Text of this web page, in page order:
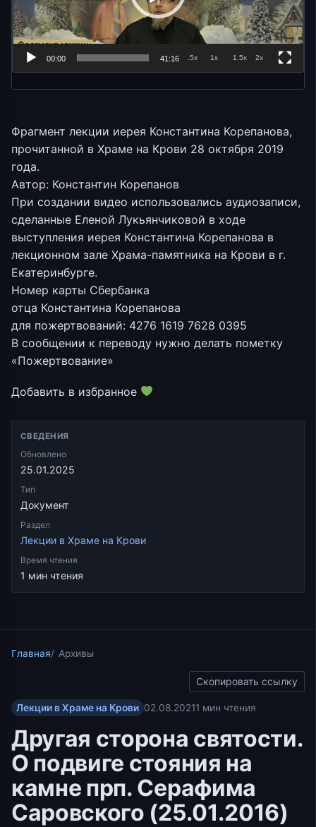
00:00 41:16 .5x 1x 1.5x 2x
Фрагмент лекции иерея Константина Корепанова,
прочитанной в Храме на Крови 28 октября 2019
года.
Автор: Константин Корепанов
При создании видео использовались аудиозаписи,
сделанные Еленой Лукьянчиковой в ходе
выступления иерея Константина Корепанова в
лекционном зале Храма-памятника на Крови в г.
Екатеринбурге.
Номер карты Сбербанка
отца Константина Корепанова
для пожертвований: 4276 1619 7628 0395
В сообщении к переводу нужно делать пометку
«Пожертвование»
Добавить в избранное
СВЕДЕНИЯ
Обновлено
25.01.2025
Тип
Документ
Раздел
Лекции в Храме на Крови
Время чтения
1 мин чтения
Главная Архивы
Скопировать ссылку
Лекции в Храме на Крови 02.08.20211 мин чтения
Другая сторона святости.
О подвиге стояния на
камне прп. Серафима
Саровского (25.01.2016)